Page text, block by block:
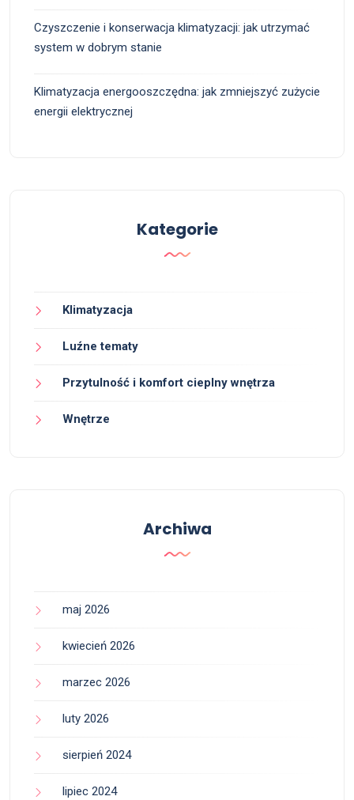
Czyszczenie i konserwacja klimatyzacji: jak utrzymać
system w dobrym stanie
Klimatyzacja energooszczędna: jak zmniejszyć zużycie
energii elektrycznej
Kategorie
Klimatyzacja
Luźne tematy
Przytulność i komfort cieplny wnętrza
Wnętrze
Archiwa
maj 2026
kwiecień 2026
marzec 2026
luty 2026
sierpień 2024
lipiec 2024